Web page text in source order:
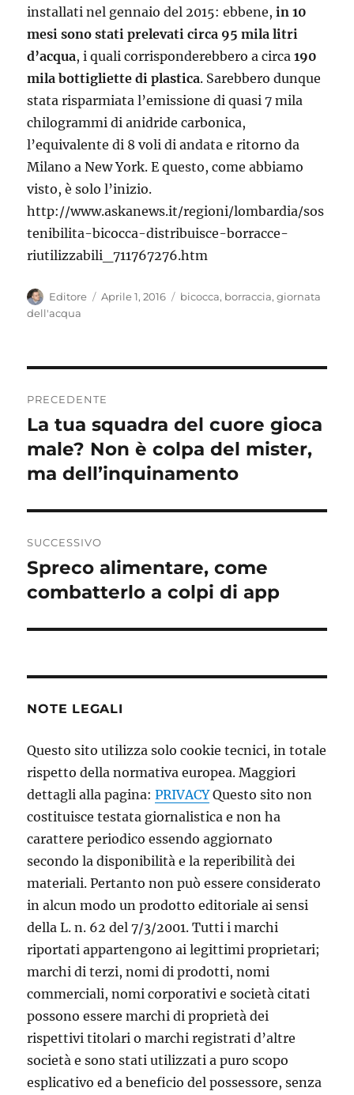
installati nel gennaio del 2015: ebbene,in 10
mesi sono stati prelevati circa 95 mila litri
d’acqua, i quali corrisponderebbero a circa190
mila bottigliette di plastica. Sarebbero dunque
stata risparmiata l’emissione di quasi 7 mila
chilogrammi di anidride carbonica,
l’equivalente di 8 voli di andata e ritorno da
Milano a New York. E questo, come abbiamo
visto, è solo l’inizio.
http://www.askanews.it/regioni/lombardia/sos
tenibilita-bicocca-distribuisce-borracce-
riutilizzabili_711767276.htm
Autore
Editore
Pubblicato
Aprile 1, 2016 Tag
bicocca, borraccia,giornata
dell'acqua
articoli
PRECEDENTE
Articolo
precedente:
La tua squadra del cuore gioca
male? Non è colpa del mister,
ma dell’inquinamento
SUCCESSIVO
Articolo
successivo:
Spreco alimentare, come
combatterlo a colpi di app
NOTE LEGALI
Questo sito utilizza solo cookie tecnici, in totale
rispetto della normativa europea. Maggiori
dettagli alla pagina:PRIVACYQuesto sito non
costituisce testata giornalistica e non ha
carattere periodico essendo aggiornato
secondo la disponibilità e la reperibilità dei
materiali. Pertanto non può essere considerato
in alcun modo un prodotto editoriale ai sensi
della L. n. 62 del 7/3/2001. Tutti i marchi
riportati appartengono ai legittimi proprietari;
marchi di terzi, nomi di prodotti, nomi
commerciali, nomi corporativi e società citati
possono essere marchi di proprietà dei
rispettivi titolari o marchi registrati d’altre
società e sono stati utilizzati a puro scopo
esplicativo ed a beneficio del possessore, senza